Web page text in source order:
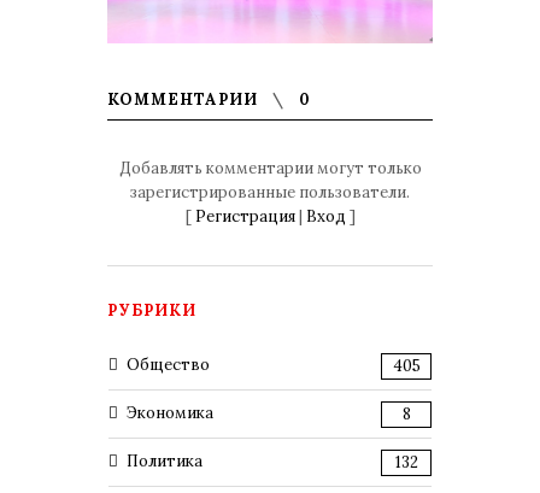
КОММЕНТАРИИ 0
Добавлять комментарии могут только
зарегистрированные пользователи.
[ Регистрация| Вход ]
РУБРИКИ
Общество 405
Экономика 8
Политика 132